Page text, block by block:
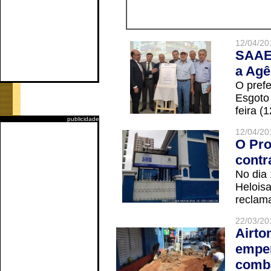
publicidade
12/04/
a
O
feira
12/04/
O
No dia
22/03/